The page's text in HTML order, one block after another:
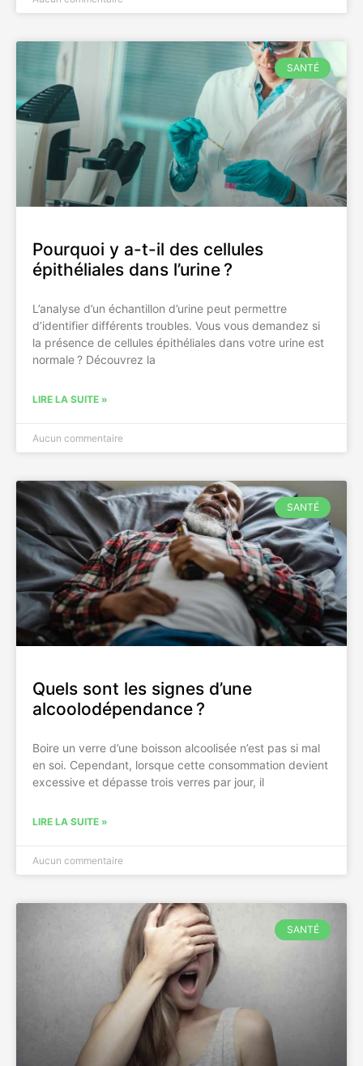
SANTÉ
Pourquoi y a-t-il des cellules
épithéliales dans l’urine ?
L’analyse d’un échantillon d’urine peut permettre
d’identifier différents troubles. Vous vous demandez si
la présence de cellules épithéliales dans votre urine est
normale ? Découvrez la
LIRE LA SUITE »
Aucun commentaire
SANTÉ
Quels sont les signes d’une
alcoolodépendance ?
Boire un verre d’une boisson alcoolisée n’est pas si mal
en soi. Cependant, lorsque cette consommation devient
excessive et dépasse trois verres par jour, il
LIRE LA SUITE »
Aucun commentaire
SANTÉ